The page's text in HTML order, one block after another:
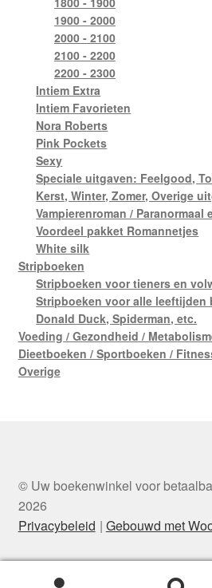
1900 - 2000
2000 - 2100
2100 - 2200
2200 - 2300
Intiem Extra
Intiem Favorieten
Nora Roberts
Pink Pockets
Sexy
Speciale uitgaven: Feelgood,
Kerst, Winter, Zomer, Overige
Vampierenroman / Paranormaal
Voordeel pakket Romannetjes
White silk
Stripboeken
Stripboeken voor tieners en
Stripboeken voor alle leeftijden
Donald Duck, Spiderman, etc.
Voeding / Gezondheid /
Dieetboeken / Sportboeken /
Overige
© Uw boekenwinkel voor
2026
Privacybeleid
Gebouwd met